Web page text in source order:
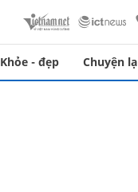
Khỏe - đẹp Chuyện lạ